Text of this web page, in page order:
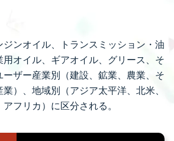
ンオイル、トランスミッション・油
オイル、ギアオイル、グリース、そ
ザー産業別（建設、鉱業、農業、そ
）、地域別（アジア太平洋、北米、
フリカ）に区分される。